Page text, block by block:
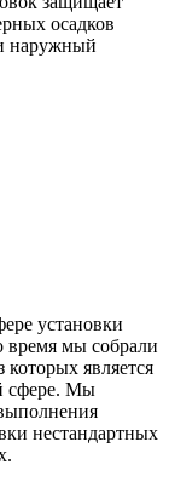
осадков
наружный
установки
время мы собрали
является
сфере. Мы
нестандартных